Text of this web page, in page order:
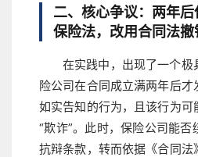
二、核心争议：两年
保险法，改用合同法撤
在实践中，出现了一个
险公司在合同成立满两年后
如实告知的行为，且该行为可
“欺诈”。此时，保险公司能
抗辩条款，转而依据《合同法